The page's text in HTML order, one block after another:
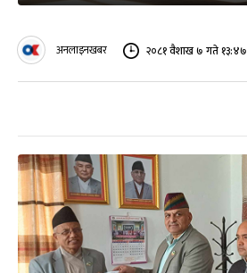
अनलाइनखबर २०८१ वैशाख ७ गते १३:४७